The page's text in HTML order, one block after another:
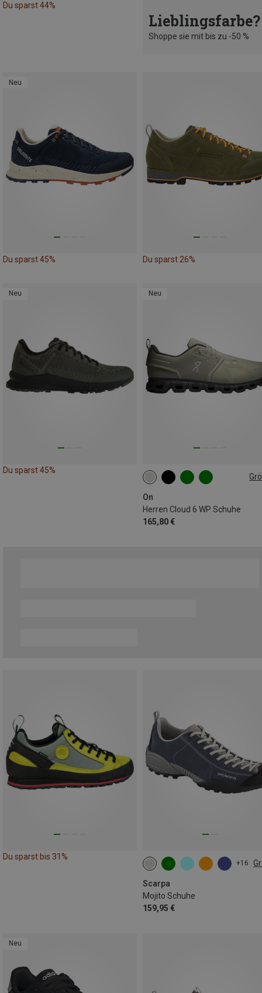
Du sparst 44%
Lieblingsfarbe?
Shoppe sie mit bis zu -50 %
Neu
Du sparst 45% Du sparst 26%
Neu
Du sparst 45%
Neu
On
Herren Cloud 6 WP Schuhe
165,80 €
Du sparst bis 31%
+16
Scarpa
Mojito Schuhe
159,95 €
Neu